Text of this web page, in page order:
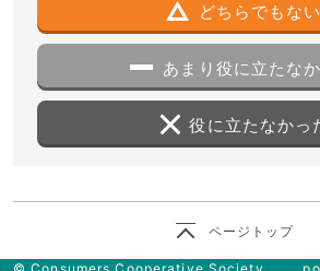
どちらでもない
あまり役に立たな
役に立たなかっ
ページトップ